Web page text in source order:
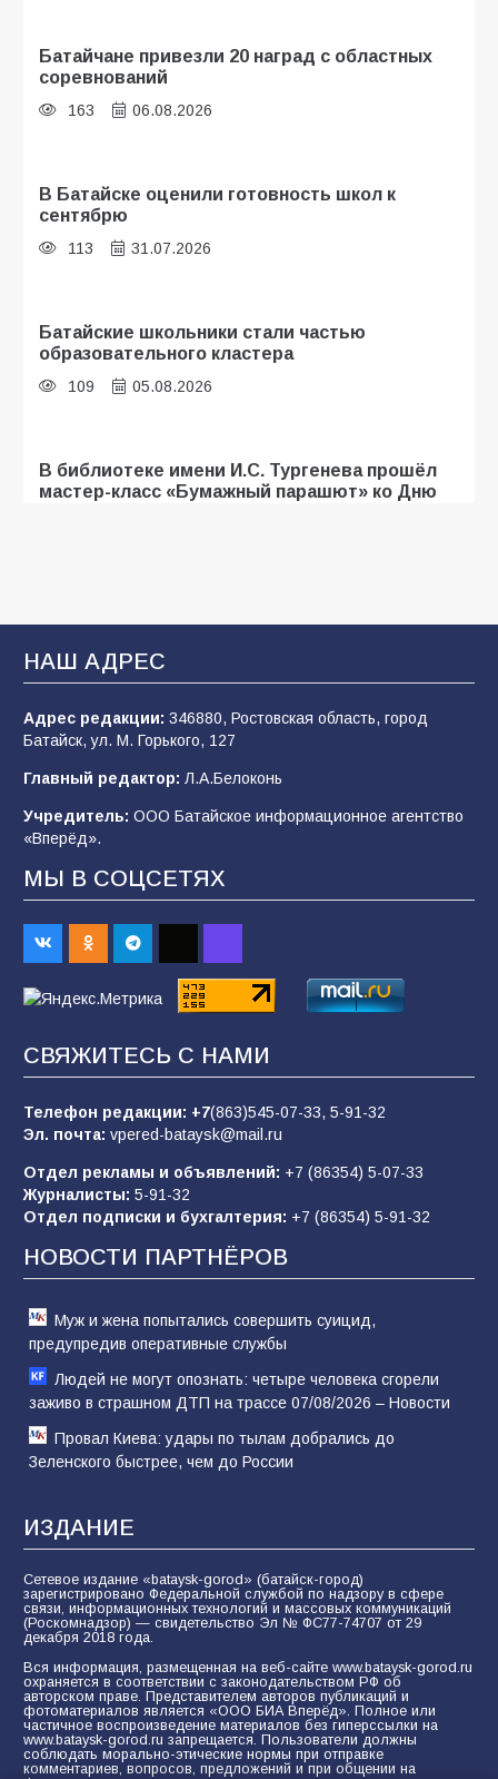
Батайчане привезли 20 наград с областных
соревнований
163 06.08.2026
В Батайске оценили готовность школ к
сентябрю
113 31.07.2026
Батайские школьники стали частью
образовательного кластера
109 05.08.2026
В библиотеке имени И.С. Тургенева прошёл
мастер-класс «Бумажный парашют» ко Дню
«Мобилизация или набор?» Что на самом
деле происходит в армии России в августе
2026 года
В Батайске продолжаются дорожные работы
99 04.08.2026
Будет ли мобилизация в России в 2026 году
после выборов: в Госдуме дали ответ
заявления о мобилизации — это
пропагандистский вброс
85 01.08.2026
«Слухами Москву не возьмёшь»: почему
заявления Киева о мобилизации — это
отчаяние, а не разведка
81 02.08.2026
НАШ АДРЕС
Адрес редакции: 346880, Ростовская область, город
Батайск, ул. М. Горького, 127
Главный редактор: Л.А.Белоконь
Учредитель: ООО Батайское информационное агентство
«Вперёд».
МЫ В СОЦСЕТЯХ
СВЯЖИТЕСЬ С НАМИ
Телефон редакции: +7(863)545-07-33, 5-91-32
Эл. почта: vpered-bataysk@mail.ru
Отдел рекламы и объявлений: +7 (86354) 5-07-33
Журналисты: 5-91-32
Отдел подписки и бухгалтерия: +7 (86354) 5-91-32
НОВОСТИ ПАРТНЁРОВ
Муж и жена попытались совершить суицид,
предупредив оперативные службы
Людей не могут опознать: четыре человека сгорели
заживо в страшном ДТП на трассе 07/08/2026 – Новости
Провал Киева: удары по тылам добрались до
Зеленского быстрее, чем до России
ИЗДАНИЕ
Сетевое издание «bataysk-gorod» (батайск-город)
зарегистрировано Федеральной службой по надзору в сфере
связи, информационных технологий и массовых коммуникаций
(Роскомнадзор) — свидетельство Эл № ФС77-74707 от 29
декабря 2018 года.
Вся информация, размещенная на веб-сайте www.bataysk-gorod.ru
охраняется в соответствии с законодательством РФ об
авторском праве. Представителем авторов публикаций и
фотоматериалов является «ООО БИА Вперёд». Полное или
частичное воспроизведение материалов без гиперссылки на
www.bataysk-gorod.ru запрещается. Пользователи должны
соблюдать морально-этические нормы при отправке
комментариев, вопросов, предложений и при общении на